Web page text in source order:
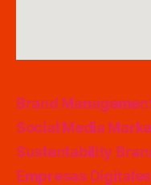
Brand
Social Media
Sustentability
Empresas Digitales